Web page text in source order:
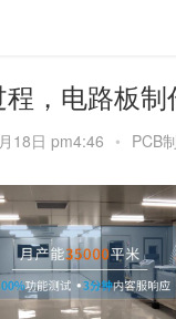
，电路板制
18日 pm4:46 • PCB